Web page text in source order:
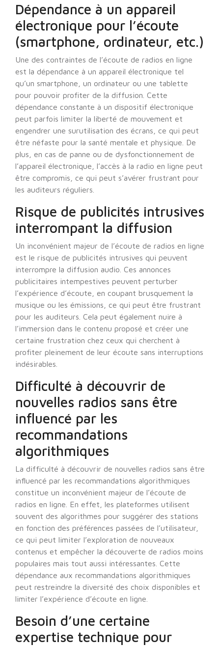
Dépendance à un appareil
électronique pour l’écoute
(smartphone, ordinateur, etc.)
Une des contraintes de l’écoute de radios en ligne
est la dépendance à un appareil électronique tel
qu’un smartphone, un ordinateur ou une tablette
pour pouvoir profiter de la diffusion. Cette
dépendance constante à un dispositif électronique
peut parfois limiter la liberté de mouvement et
engendrer une surutilisation des écrans, ce qui peut
être néfaste pour la santé mentale et physique. De
plus, en cas de panne ou de dysfonctionnement de
l’appareil électronique, l’accès à la radio en ligne peut
être compromis, ce qui peut s’avérer frustrant pour
les auditeurs réguliers.
Risque de publicités intrusives
interrompant la diffusion
Un inconvénient majeur de l’écoute de radios en ligne
est le risque de publicités intrusives qui peuvent
interrompre la diffusion audio. Ces annonces
publicitaires intempestives peuvent perturber
l’expérience d’écoute, en coupant brusquement la
musique ou les émissions, ce qui peut être frustrant
pour les auditeurs. Cela peut également nuire à
l’immersion dans le contenu proposé et créer une
certaine frustration chez ceux qui cherchent à
profiter pleinement de leur écoute sans interruptions
indésirables.
Difficulté à découvrir de
nouvelles radios sans être
influencé par les
recommandations
algorithmiques
La difficulté à découvrir de nouvelles radios sans être
influencé par les recommandations algorithmiques
constitue un inconvénient majeur de l’écoute de
radios en ligne. En effet, les plateformes utilisent
souvent des algorithmes pour suggérer des stations
en fonction des préférences passées de l’utilisateur,
ce qui peut limiter l’exploration de nouveaux
contenus et empêcher la découverte de radios moins
populaires mais tout aussi intéressantes. Cette
dépendance aux recommandations algorithmiques
peut restreindre la diversité des choix disponibles et
limiter l’expérience d’écoute en ligne.
Besoin d’une certaine
expertise technique pour